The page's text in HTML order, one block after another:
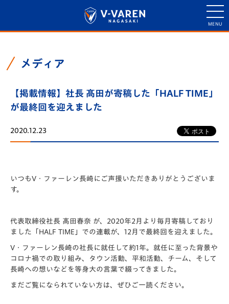
メディア
【掲載情報】社長 髙田が寄稿した「HALF TIME」
が最終回を迎えました
2020.12.23
いつもV・ファーレン長崎にご声援いただきありがとうございま
す。
代表取締役社長 髙田春奈 が、2020年2月より毎月寄稿しており
ました「HALF TIME」での連載が、12月で最終回を迎えました。
V・ファーレン長崎の社長に就任して約1年。就任に至った背景や
コロナ禍での取り組み、タウン活動、平和活動、チーム、そして
長崎への想いなどを等身大の言葉で綴ってきました。
まだご覧になられていない方は、ぜひご一読ください。